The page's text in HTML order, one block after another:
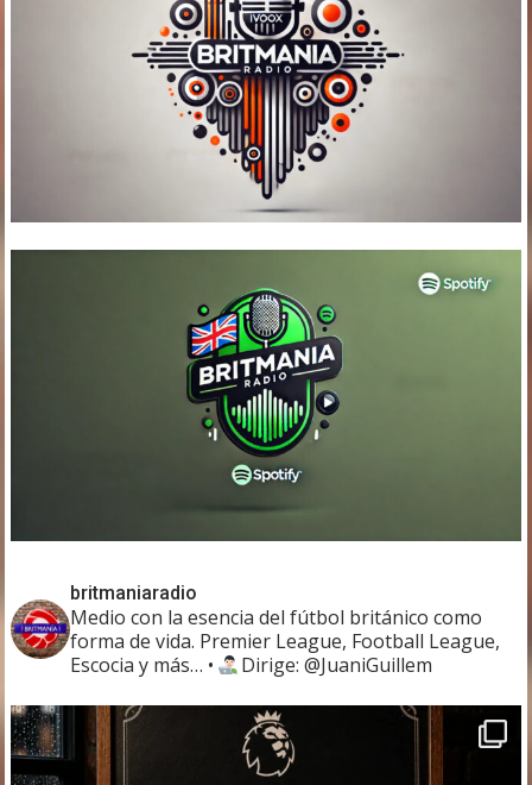
britmaniaradio
Medio con la esencia del fútbol británico como
forma de vida. Premier League, Football League,
Escocia y más… • Dirige: @JuaniGuillem